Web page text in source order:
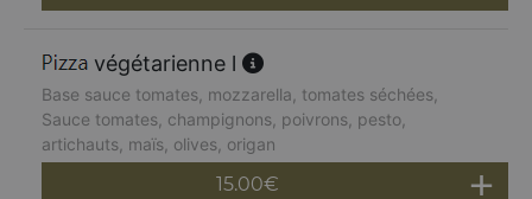
végétarienne l
Base sauce tomates, mozzarella, tomates séchées,
Sauce tomates, champignons, poivrons, pesto,
artichauts, maïs, olives, origan
15.00€